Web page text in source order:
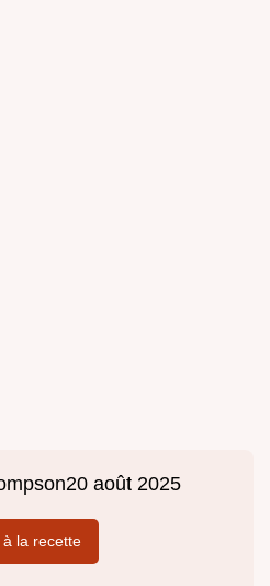
20 août 2025
à la recette